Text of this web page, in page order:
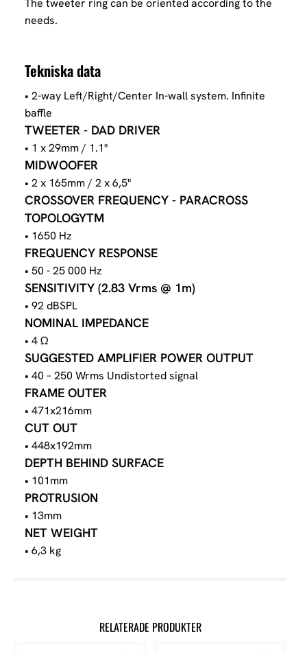
The tweeter ring can be oriented according to the
needs.
Tekniska data
• 2-way Left/Right/Center In-wall system. Infinite
baffle
TWEETER - DAD DRIVER
• 1 x 29mm / 1.1"
MIDWOOFER
• 2 x 165mm / 2 x 6,5"
CROSSOVER FREQUENCY - PARACROSS
TOPOLOGYTM
• 1650 Hz
FREQUENCY RESPONSE
• 50 - 25 000 Hz
SENSITIVITY (2.83 Vrms @ 1m)
• 92 dBSPL
NOMINAL IMPEDANCE
• 4 Ω
SUGGESTED AMPLIFIER POWER OUTPUT
• 40 – 250 Wrms Undistorted signal
FRAME OUTER
• 471x216mm
CUT OUT
• 448x192mm
DEPTH BEHIND SURFACE
• 101mm
PROTRUSION
• 13mm
NET WEIGHT
• 6,3 kg
RELATERADE PRODUKTER